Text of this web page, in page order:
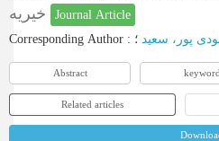
Journal Article
Corresponding Author : پور، سعید
Abstract keyword
Related articles